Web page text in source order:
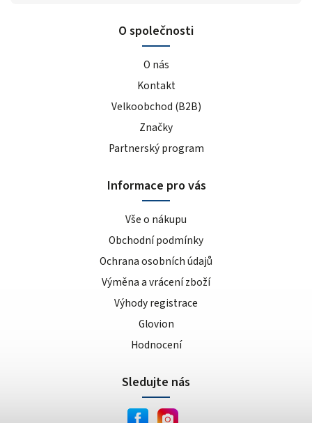
O společnosti
O nás
Kontakt
Velkoobchod (B2B)
Značky
Partnerský program
Informace pro vás
Vše o nákupu
Obchodní podmínky
Ochrana osobních údajů
Výměna a vrácení zboží
Výhody registrace
Glovion
Hodnocení
Sledujte nás